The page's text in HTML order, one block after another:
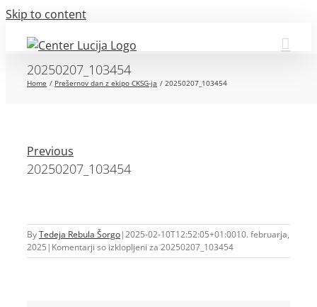
Skip to content
20250207_103454
Home Prešernov dan z ekipo CKSG-ja 20250207_103454
Previous
20250207_103454
ByTedeja Rebula Šorgo|2025-02-10T12:52:05+01:0010. februarja,
2025 | Komentarji so izklopljeni za 20250207_103454